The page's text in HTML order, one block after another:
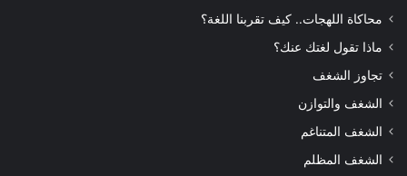
محاكاة اللهجات.. كيف تقربنا اللغة؟
ماذا تقول لغتك عنك؟
تجاوز الشغف
الشغف والتوازن
الشغف المتناغم
الشغف المظلم